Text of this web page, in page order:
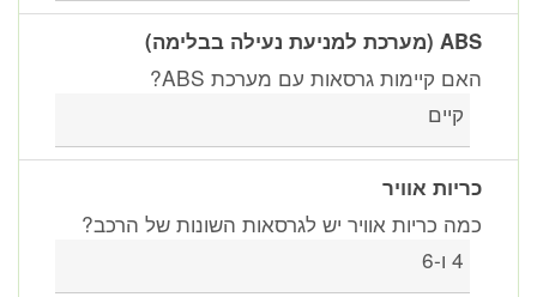
ABS (מערכת למניעת נעילה בבלימה)
האם קיימות גרסאות עם מערכת ABS?
קיים
כריות אוויר
כמה כריות אוויר יש לגרסאות השונות של הרכב?
4 ו-6